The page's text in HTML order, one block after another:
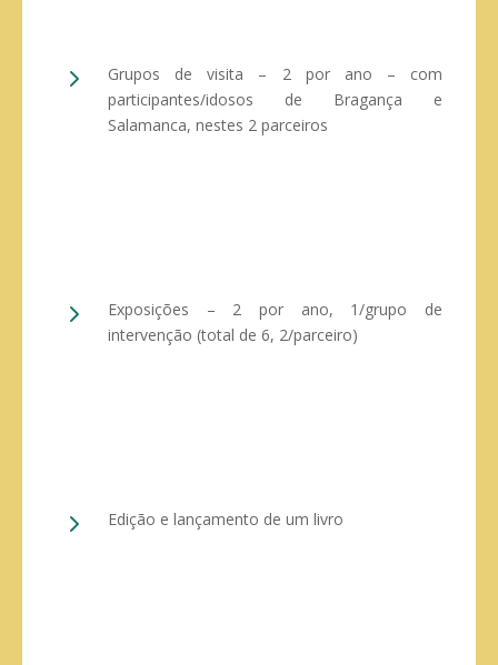
5
Grupos de visita – 2 por ano – com
participantes/idosos de Bragança e
Salamanca, nestes 2 parceiros
5
Exposições – 2 por ano, 1/grupo de
intervenção (total de 6, 2/parceiro)
5 Edição e lançamento de um livro